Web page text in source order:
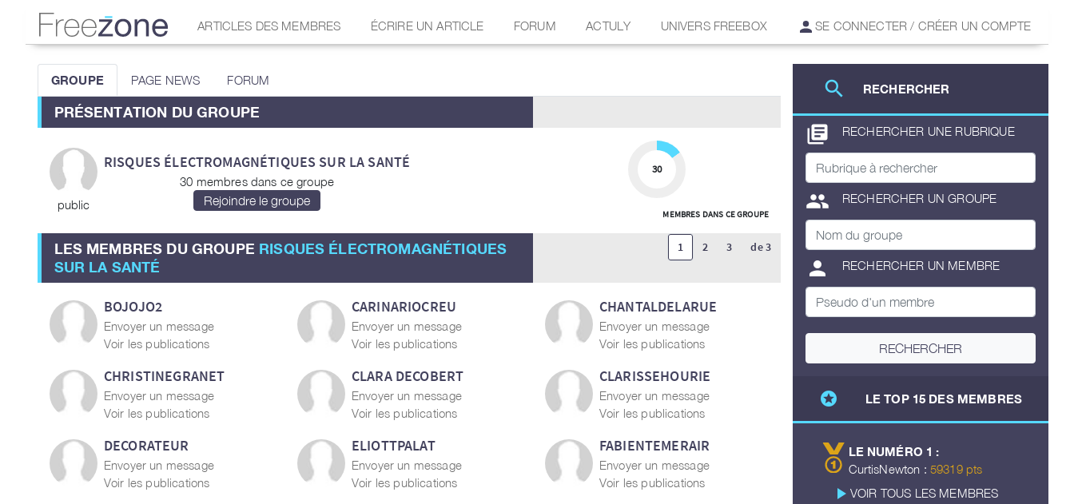
ARTICLES DES MEMBRES ÉCRIRE UN ARTICLE FORUM ACTULY UNIVERS FREEBOX SE CONNECTER / CRÉER UN COMPTE
search RECHERCHER
library_books RECHERCHER UNE RUBRIQUE
group RECHERCHER UN GROUPE
person RECHERCHER UN MEMBRE
RECHERCHER
stars LE TOP 15 DES MEMBRES
LE NUMÉRO 1 :
CurtisNewton : 59319 pts
play_arrow VOIR TOUS LES MEMBRES
GROUPE PAGE NEWS FORUM
PRÉSENTATION DU GROUPE
public
RISQUES ÉLECTROMAGNÉTIQUES SUR LA SANTÉ
30 membres dans ce groupe
30
MEMBRES DANS CE GROUPE
LES MEMBRES DU GROUPE RISQUES ÉLECTROMAGNÉTIQUES
SUR LA SANTÉ
1 2 3 de 3
BOJOJO2
Envoyer un message
Voir les publications
CARINARIOCREU
Envoyer un message
Voir les publications
CHANTALDELARUE
Envoyer un message
Voir les publications
CHRISTINEGRANET
Envoyer un message
Voir les publications
CLARA DECOBERT
Envoyer un message
Voir les publications
CLARISSEHOURIE
Envoyer un message
Voir les publications
DECORATEUR
Envoyer un message
Voir les publications
ELIOTTPALAT
Envoyer un message
Voir les publications
FABIENTEMERAIR
Envoyer un message
Voir les publications